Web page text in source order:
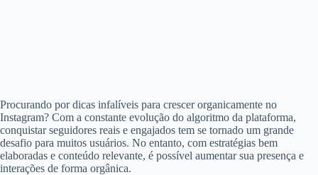
Procurando por dicas infalíveis para crescer organicamente no
Instagram? Com a constante evolução do algoritmo da plataforma,
conquistar seguidores reais e engajados tem se tornado um grande
desafio para muitos usuários. No entanto, com estratégias bem
elaboradas e conteúdo relevante, é possível aumentar sua presença e
interações de forma orgânica.